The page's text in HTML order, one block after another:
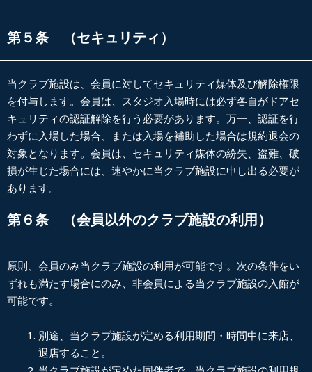
第５条 （セキュリティ）
当クラブ施設は、会員に対してセキュリティ媒体及び解除権限
を付与します。会員は、スタジオ入場時には必ず各自がドアセ
キュリティの認証解除を行う必要があります。 万一、認証を行
わずに入場した場合、または入場を補助した場合は規約退会の
対象となります。 会員は、セキュリティ媒体の紛失、盗難、破
損が生じた場合には、速やかに当クラブ施設に申し出る必要が
あります。
第６条 （会員以外のクラブ施設の利用）
原則、会員のみ当クラブ施設の利用が可能です。次の条件をい
ずれも満たす場合にのみ、非会員による当クラブ施設の入館が
可能です。
別途、当クラブ施設が定める利用期間・時間中に来店、
退店すること。